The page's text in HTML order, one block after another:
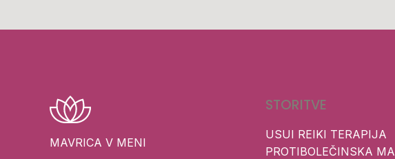
MAVRICA V MENI
STORITVE
USUI REIKI TERAPIJA
PROTIBOLEČINSKA